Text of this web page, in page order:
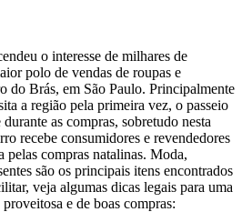
o interesse de milhares de
polo de vendas de roupas e
do Brás, em São Paulo. Principalmente
a região pela primeira vez, o passeio
as compras, sobretudo nesta
recebe consumidores e revendedores
pelas compras natalinas. Moda,
são os principais itens encontrados
veja algumas dicas legais para uma
e de boas compras: